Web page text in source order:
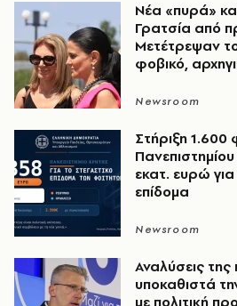
Νέα «πυρά»
Γρατσία από
Μετέτρεψαν
φοβικό,
Newsroom
Στήριξη 1.600
εκατ. ευρώ
επίδομα
Newsroom
Αναλύσεις
υποκαθιστά
με πολιτική